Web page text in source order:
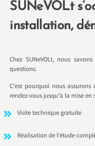
SUNeVOLt
installation,
Chez SUNeVOLt, nous
questions.
C’est pourquoi nous
rendez-vous jusqu’à la mise
Visite technique gratuite
Réalisation de l’étude